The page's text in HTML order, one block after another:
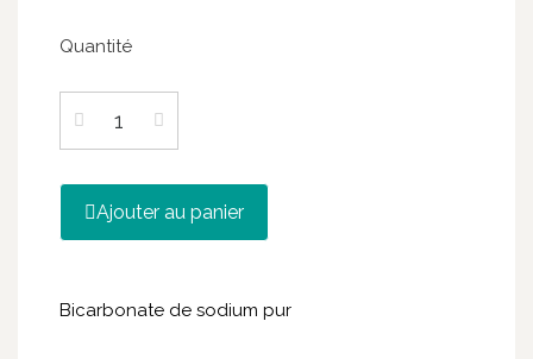
Quantité
Ajouter au panier
Bicarbonate de sodium pur